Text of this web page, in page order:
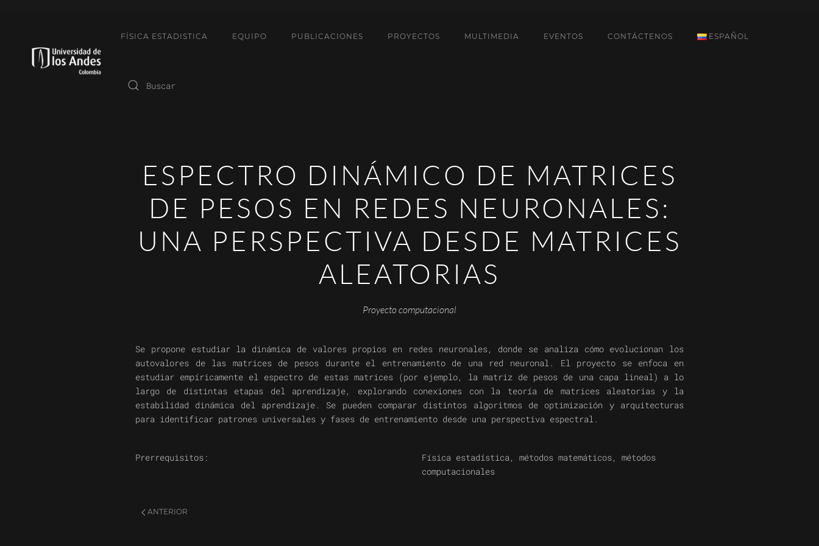
FÍSICA ESTADISTICA EQUIPO PUBLICACIONES PROYECTOS MULTIMEDIA EVENTOS CONTÁCTENOS ESPAÑOL
ESPECTRO DINÁMICO DE MATRICES
DE PESOS EN REDES NEURONALES:
UNA PERSPECTIVA DESDE MATRICES
ALEATORIAS
Proyecto computacional
Se propone estudiar la dinámica de valores propios en redes neuronales, donde se analiza cómo evolucionan los
autovalores de las matrices de pesos durante el entrenamiento de una red neuronal. El proyecto se enfoca en
estudiar empíricamente el espectro de estas matrices (por ejemplo, la matriz de pesos de una capa lineal) a lo
largo de distintas etapas del aprendizaje, explorando conexiones con la teoría de matrices aleatorias y la
estabilidad dinámica del aprendizaje. Se pueden comparar distintos algoritmos de optimización y arquitecturas
para identificar patrones universales y fases de entrenamiento desde una perspectiva espectral.
Prerrequisitos:
Física estadística, métodos matemáticos, métodos
computacionales
ANTERIOR